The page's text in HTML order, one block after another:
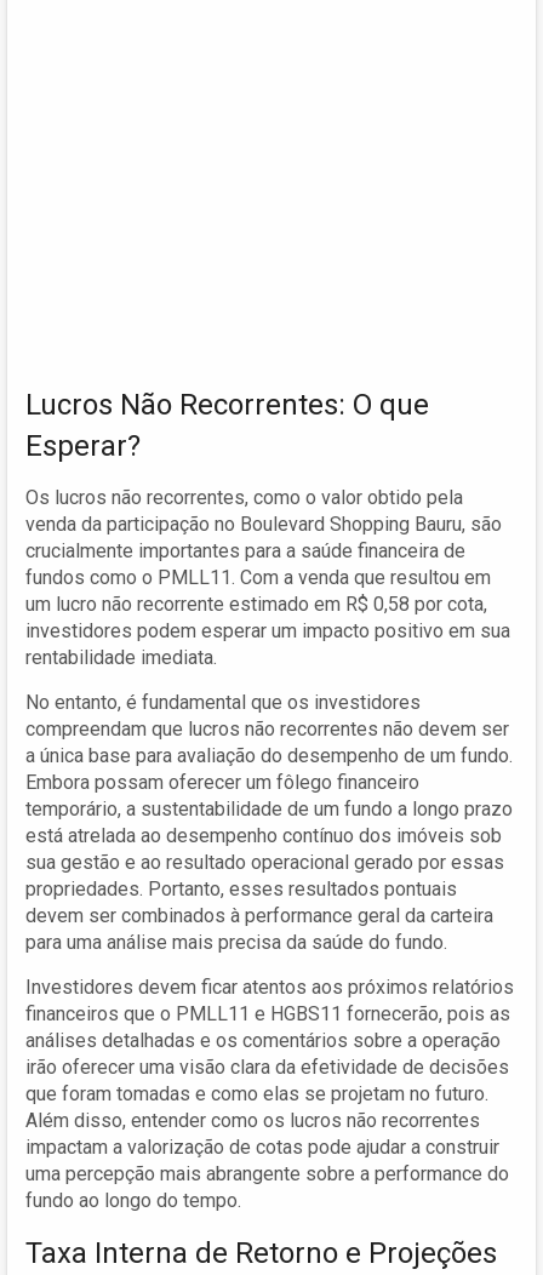
Lucros Não Recorrentes: O que
Esperar?
Os lucros não recorrentes, como o valor obtido pela
venda da participação no Boulevard Shopping Bauru, são
crucialmente importantes para a saúde financeira de
fundos como o PMLL11. Com a venda que resultou em
um lucro não recorrente estimado em R$ 0,58 por cota,
investidores podem esperar um impacto positivo em sua
rentabilidade imediata.
No entanto, é fundamental que os investidores
compreendam que lucros não recorrentes não devem ser
a única base para avaliação do desempenho de um fundo.
Embora possam oferecer um fôlego financeiro
temporário, a sustentabilidade de um fundo a longo prazo
está atrelada ao desempenho contínuo dos imóveis sob
sua gestão e ao resultado operacional gerado por essas
propriedades. Portanto, esses resultados pontuais
devem ser combinados à performance geral da carteira
para uma análise mais precisa da saúde do fundo.
Investidores devem ficar atentos aos próximos relatórios
financeiros que o PMLL11 e HGBS11 fornecerão, pois as
análises detalhadas e os comentários sobre a operação
irão oferecer uma visão clara da efetividade de decisões
que foram tomadas e como elas se projetam no futuro.
Além disso, entender como os lucros não recorrentes
impactam a valorização de cotas pode ajudar a construir
uma percepção mais abrangente sobre a performance do
fundo ao longo do tempo.
Taxa Interna de Retorno e Projeções